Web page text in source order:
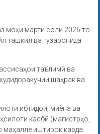
моҳи марти соли 2026 то
ташкил ва гузаронида
таълимӣ ва
шаҳрак ва
ибтидоӣ, миёна ва
касбӣ (магистрҳо,
маҳалле иштирок карда